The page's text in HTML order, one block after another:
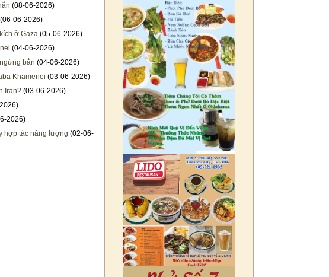
(08-06-2026)
(06-06-2026)
ở Gaza (05-06-2026)
(04-06-2026)
bắn (04-06-2026)
Khamenei (03-06-2026)
Iran? (03-06-2026)
2026)
hợp tác năng lượng (02-06-